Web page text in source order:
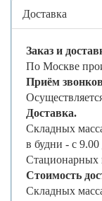
Доставка
Заказ и
По Москве
Приём
Доставка.
Складных
в будни - с
Стационарных
Стоимость
Складных